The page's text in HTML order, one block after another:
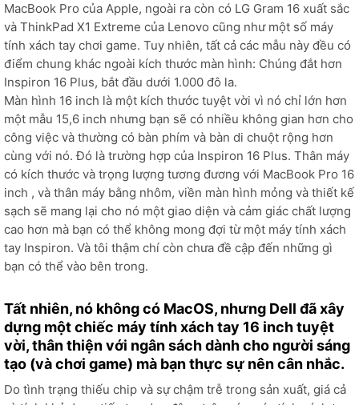
MacBook Pro của Apple, ngoài ra còn có LG Gram 16 xuất sắc
và ThinkPad X1 Extreme của Lenovo cũng như một số máy
tính xách tay chơi game. Tuy nhiên, tất cả các mẫu này đều có
điểm chung khác ngoài kích thước màn hình: Chúng đắt hơn
Inspiron 16 Plus, bắt đầu dưới 1.000 đô la.
Màn hình 16 inch là một kích thước tuyệt vời vì nó chỉ lớn hơn
một mẫu 15,6 inch nhưng bạn sẽ có nhiều không gian hơn cho
công việc và thường có bàn phím và bàn di chuột rộng hơn
cùng với nó. Đó là trường hợp của Inspiron 16 Plus. Thân máy
có kích thước và trọng lượng tương đương với MacBook Pro 16
inch , và thân máy bằng nhôm, viền màn hình mỏng và thiết kế
sạch sẽ mang lại cho nó một giao diện và cảm giác chất lượng
cao hơn mà bạn có thể không mong đợi từ một máy tính xách
tay Inspiron. Và tôi thậm chí còn chưa đề cập đến những gì
bạn có thể vào bên trong.
Tất nhiên, nó không có MacOS, nhưng Dell đã xây
dựng một chiếc máy tính xách tay 16 inch tuyệt
vời, thân thiện với ngân sách dành cho người sáng
tạo (và chơi game) mà bạn thực sự nên cân nhắc.
Do tình trạng thiếu chip và sự chậm trễ trong sản xuất, giá cả